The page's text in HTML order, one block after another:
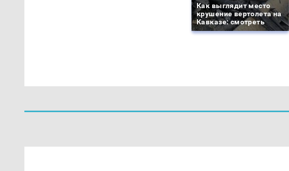
Как выглядит место
крушение вертолета на
Кавказе: смотреть